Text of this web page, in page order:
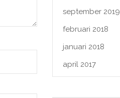
september 2019
februari 2018
januari 2018
april 2017